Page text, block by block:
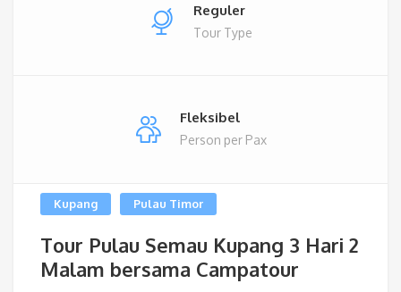
Reguler
Tour Type
Fleksibel
Person per Pax
Kupang Pulau Timor
Tour Pulau Semau Kupang 3 Hari 2
Malam bersama Campatour